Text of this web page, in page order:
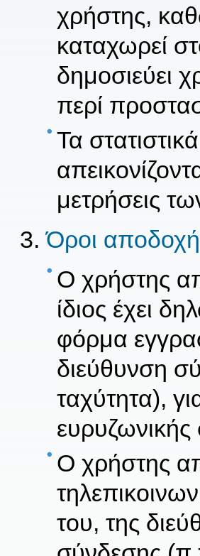
χρήστης,
καταχωρεί
δημοσιεύει
περί
Τα
μετρήσεις
Όροι
Ο χρήστης
ίδιος έχει
φόρμα
διεύθυνση
ταχύτητα),
Ο χρήστης
του, της